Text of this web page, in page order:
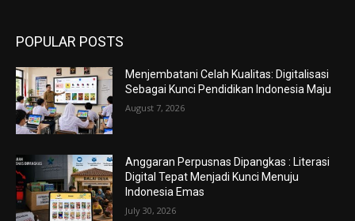
POPULAR POSTS
Menjembatani Celah Kualitas: Digitalisasi
Sebagai Kunci Pendidikan Indonesia Maju
August 7, 2026
Anggaran Perpusnas Dipangkas : Literasi
Digital Tepat Menjadi Kunci Menuju
Indonesia Emas
July 30, 2026